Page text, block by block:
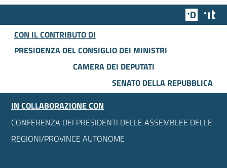
Team
CON IL CONTRIBUTO DI
PRESIDENZA DEL CONSIGLIO DEI MINISTRI
CAMERA DEI DEPUTATI
SENATO DELLA REPUBBLICA
IN COLLABORAZIONE CON
CONFERENZA DEI PRESIDENTI DELLE ASSEMBLEE DELLE
REGIONI/PROVINCE AUTONOME